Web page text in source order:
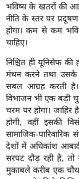
/
फै
श
न
घ
रे
लू
नु
स्खे
प
र्य
ट
न
भविष्य के खतरों की
नीति के स्तर पर
होगा। कम से कम
चाहिए।
निश्चित ही यूनिसेफ की
मंथन करने तथा उसके
सबल आग्रह करती
विभाजन भी एक बड़ी
चरम पर होगा। जाहिर
होगी, वहीं इसकी
सामाजिक-
देशों में अधिकांश
सरपट दौड़ रही है,
मुकाबले करीब एक